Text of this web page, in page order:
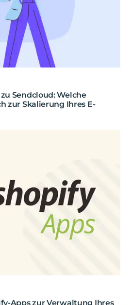
Sendcloud: Welche
zur Skalierung Ihres E-
Apps zur Verwaltung Ihres